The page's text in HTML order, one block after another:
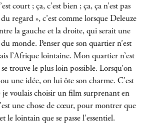
court ; ça, c’est bien ; ça, ça n’est pas
regard », c’est comme lorsque Deleuze
la gauche et la droite, qui serait une
monde. Penser que son quartier n’est
l’Afrique lointaine. Mon quartier n’est
trouve le plus loin possible. Lorsqu’on
une idée, on lui ôte son charme. C’est
je voulais choisir un film surprenant en
une chose de cœur, pour montrer que
le lointain que se passe l’essentiel.